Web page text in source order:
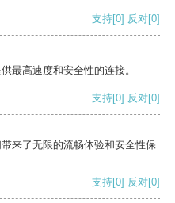
支持[0] 反对[0]
最高速度和安全性的连接。
支持[0] 反对[0]
来了无限的流畅体验和安全性保
支持[0] 反对[0]